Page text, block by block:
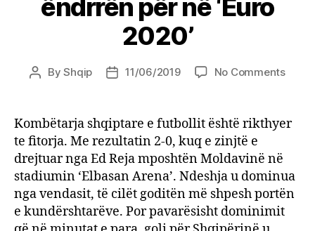
ëndrrën për në ‘Euro
2020’
PostByShqip
Post11/06/2019 No Commentson
për
në
‘Euro
Kombëtarja shqiptare e futbollit është rikthyer
te fitorja. Me rezultatin 2-0, kuq e zinjtë e
drejtuar nga Ed Reja mposhtën Moldavinë në
stadiumin ‘Elbasan Arena’. Ndeshja u dominua
nga vendasit, të cilët goditën më shpesh portën
e kundërshtarëve. Por pavarësisht dominimit